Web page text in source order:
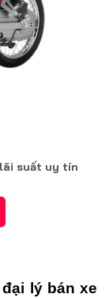
suất uy tín
lý bán xe